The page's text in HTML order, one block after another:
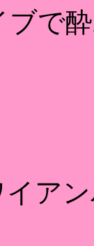
で
ア